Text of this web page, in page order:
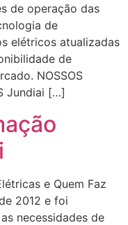
de operação das
de
elétricos atualizadas
de
NOSSOS
Jundiai […]
e Quem Faz
2012 e foi
necessidades de